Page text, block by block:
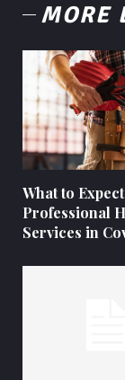
MORE
What to
Professional
Services in